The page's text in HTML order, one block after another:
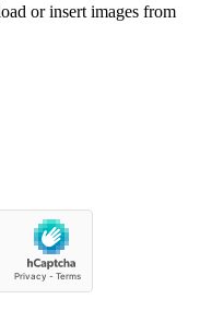
or insert images from